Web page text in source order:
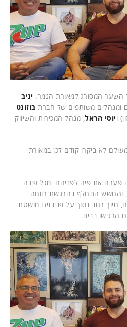
השער המסורג למאורת הנמר. יניב
ומנהלים משותפים של חברת בוזונט
ויוסי הראל, מנהל המכירות והשיווק
לא ביקרו קודם לכן במאורת
פערה את פיה לפניהם. מכל פינה
והחשש התחלף בהרגשת רווחה.
חיוך רחב נסוך על פניו וידו מושטת
הרגישו בבית…